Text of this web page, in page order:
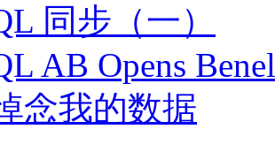
同步（一）
AB Opens
念我的数据